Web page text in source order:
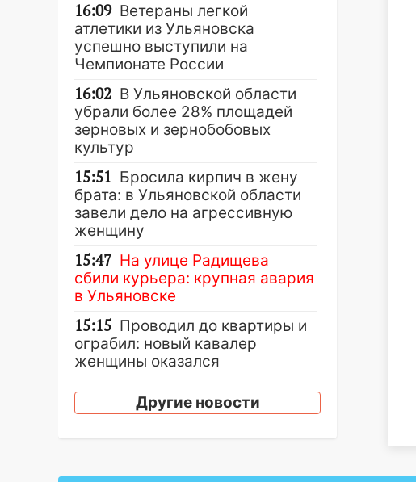
16:09 Ветераны легкой
атлетики из Ульяновска
успешно выступили на
Чемпионате России
16:02 В Ульяновской области
убрали более 28% площадей
зерновых и зернобобовых
культур
15:51 Бросила кирпич в жену
брата: в Ульяновской области
завели дело на агрессивную
женщину
15:47 На улице Радищева
сбили курьера: крупная авария
в Ульяновске
15:15 Проводил до квартиры и
ограбил: новый кавалер
женщины оказался
14:26 В Ульяновске ограничат
передумать увольняться, если
Другие новости